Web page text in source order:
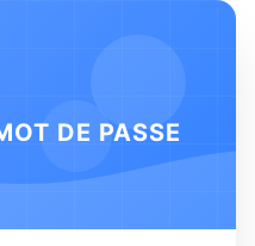
DE PASSE